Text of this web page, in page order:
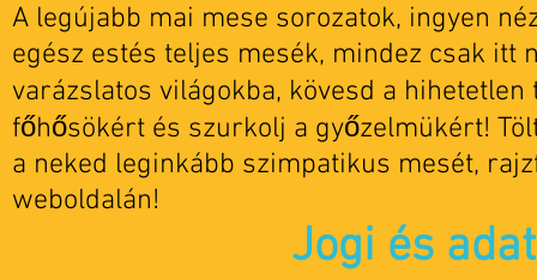
A legújabb mai mese sorozatok, ingyen
egész estés teljes mesék, mindez csak itt
varázslatos világokba, kövesd a
főhősökért és szurkolj a győzelmükért!
a neked leginkább szimpatikus mesét,
weboldalán!
Jogi és